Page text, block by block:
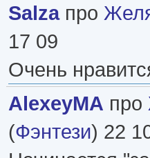
Salzaпро
17 09
Очень
AlexeyMA про
(Фэнтези) 22